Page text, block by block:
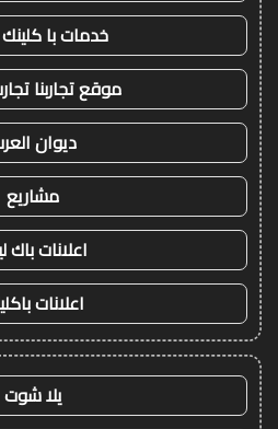
خدمات با كلينك
موقع تجاربنا
ديوان
مشاريع
اعلانات باك
اعلانات
يلا شوت